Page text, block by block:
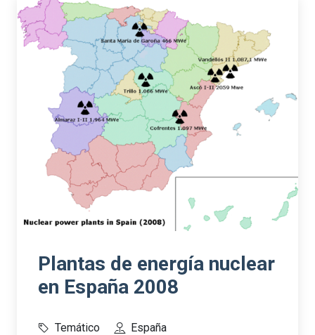
Plantas de energía nuclear
en España 2008
Temático España